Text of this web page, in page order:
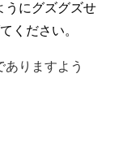
うにグズグズせ
ください。
りますよう